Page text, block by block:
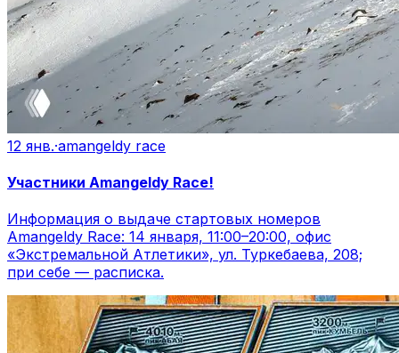
12 янв.·amangeldy race
Участники Amangeldy Race!
Информация о выдаче стартовых номеров
Amangeldy Race: 14 января, 11:00–20:00, офис
«Экстремальной Атлетики», ул. Туркебаева, 208;
при себе — расписка.